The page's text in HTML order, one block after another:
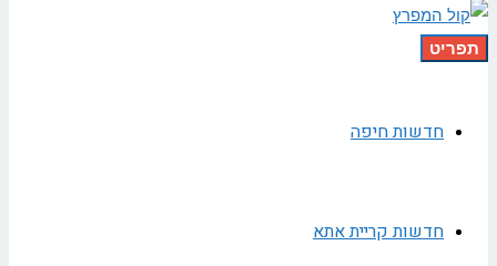
תפריט
חדשות חיפה
חדשות קריית אתא